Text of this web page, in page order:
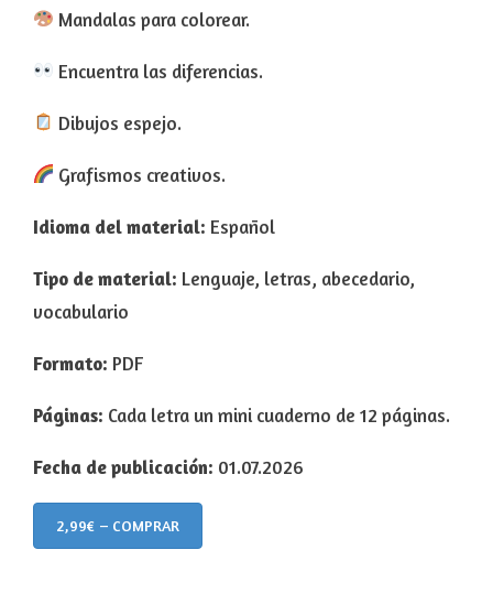
Mandalas para colorear.
Encuentra las diferencias.
Dibujos espejo.
Grafismos creativos.
Idioma del material: Español
Tipo de material: Lenguaje, letras, abecedario,
vocabulario
Formato: PDF
Páginas: Cada letra un mini cuaderno de 12 páginas.
Fecha de publicación: 01.07.2026
2,99€ – COMPRAR